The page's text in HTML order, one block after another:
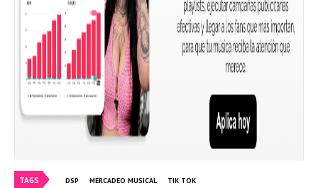
TAGS DSP MERCADEO MUSICAL TIK TOK